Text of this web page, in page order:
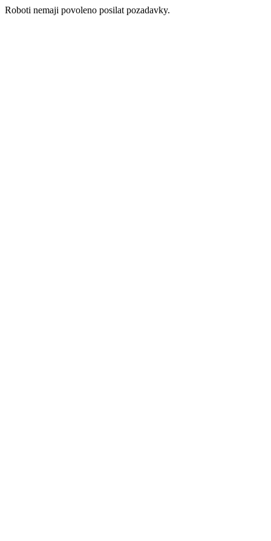
Roboti nemaji povoleno posilat pozadavky.